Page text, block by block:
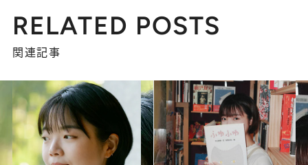
RELATED POSTS
関連記事